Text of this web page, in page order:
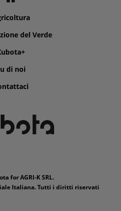
del Verde
di noi
for AGRI-K SRL.
Italiana. Tutti i diritti riservati